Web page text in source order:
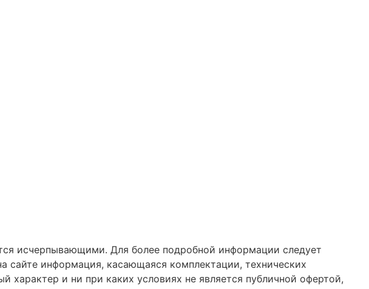
исчерпывающими. Для более подробной информации следует
сайте информация, касающаяся комплектации, технических
и ни при каких условиях не является публичной офертой,